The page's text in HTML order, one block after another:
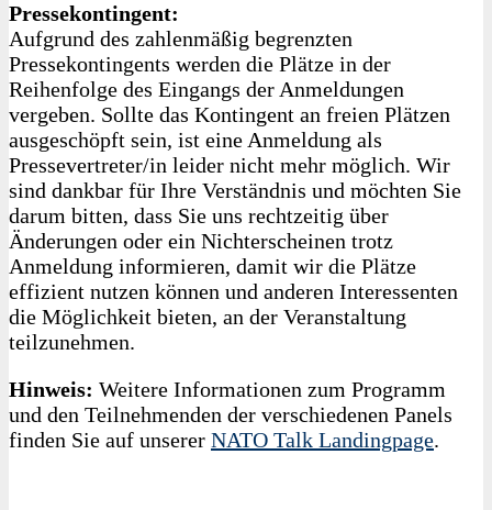
Pressekontingent:
Aufgrund des zahlenmäßig begrenzten
Pressekontingents werden die Plätze in der
Reihenfolge des Eingangs der Anmeldungen
vergeben. Sollte das Kontingent an freien Plätzen
ausgeschöpft sein, ist eine Anmeldung als
Pressevertreter/in leider nicht mehr möglich. Wir
sind dankbar für Ihre Verständnis und möchten Sie
darum bitten, dass Sie uns rechtzeitig über
Änderungen oder ein Nichterscheinen trotz
Anmeldung informieren, damit wir die Plätze
effizient nutzen können und anderen Interessenten
die Möglichkeit bieten, an der Veranstaltung
teilzunehmen.
Hinweis: Weitere Informationen zum Programm
und den Teilnehmenden der verschiedenen Panels
finden Sie auf unserer NATO Talk Landingpage.